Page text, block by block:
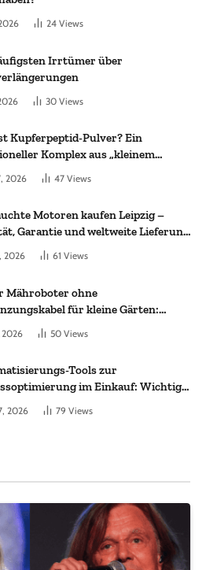
24 Views
Irrtümer über
30 Views
Kupferpeptid-Pulver? Ein
Komplex aus „kleinem
+ Metall“
2026 47 Views
Motoren kaufen Leipzig –
Garantie und weltweite Lieferung
2026 61 Views
Mähroboter ohne
für kleine Gärten:
es bei 200 bis 500 m² wirklich
50 Views
Tools zur
im Einkauf: Wichtige
auf die Sie achten sollten
2026 79 Views